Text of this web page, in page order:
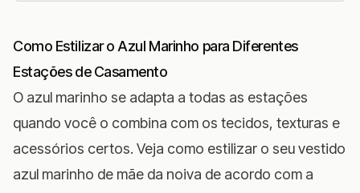
Como Estilizar o Azul Marinho para Diferentes
Estações de Casamento
O azul marinho se adapta a todas as estações
quando você o combina com os tecidos, texturas e
acessórios certos. Veja como estilizar o seu vestido
azul marinho de mãe da noiva de acordo com a